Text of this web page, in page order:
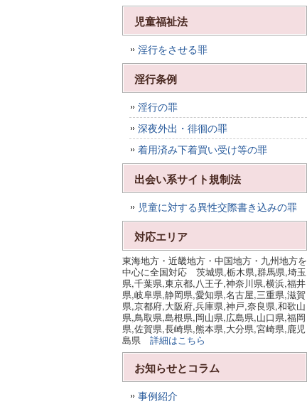
児童福祉法
淫行をさせる罪
淫行条例
淫行の罪
深夜外出・徘徊の罪
着用済み下着買い受け等の罪
出会い系サイト規制法
児童に対する異性交際書き込みの罪
対応エリア
東海地方・近畿地方・中国地方・九州地方を
中心に全国対応 茨城県,栃木県,群馬県,埼玉
県,千葉県,東京都,八王子,神奈川県,横浜,福井
県,岐阜県,静岡県,愛知県,名古屋,三重県,滋賀
県,京都府,大阪府,兵庫県,神戸,奈良県,和歌山
県,鳥取県,島根県,岡山県,広島県,山口県,福岡
県,佐賀県,長崎県,熊本県,大分県,宮崎県,鹿児
島県 詳細はこちら
お知らせとコラム
事例紹介